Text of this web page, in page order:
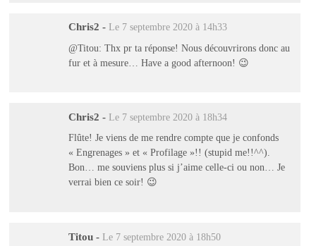
Chris2 - Le 7 septembre 2020 à 14h33
@Titou: Thx pr ta réponse! Nous découvrirons donc au
fur et à mesure… Have a good afternoon! 😉
Chris2 - Le 7 septembre 2020 à 18h34
Flûte! Je viens de me rendre compte que je confonds
« Engrenages » et « Profilage »!! (stupid me!!^^).
Bon… me souviens plus si j’aime celle-ci ou non… Je
verrai bien ce soir! 😉
Titou - Le 7 septembre 2020 à 18h50